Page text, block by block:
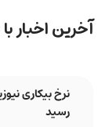
آخرین اخبار
نرخ بیکاری
رسید